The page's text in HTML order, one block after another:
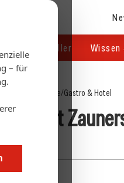
– für
& Hersteller Wissen
Startseite/Gastro & Hotel
mit